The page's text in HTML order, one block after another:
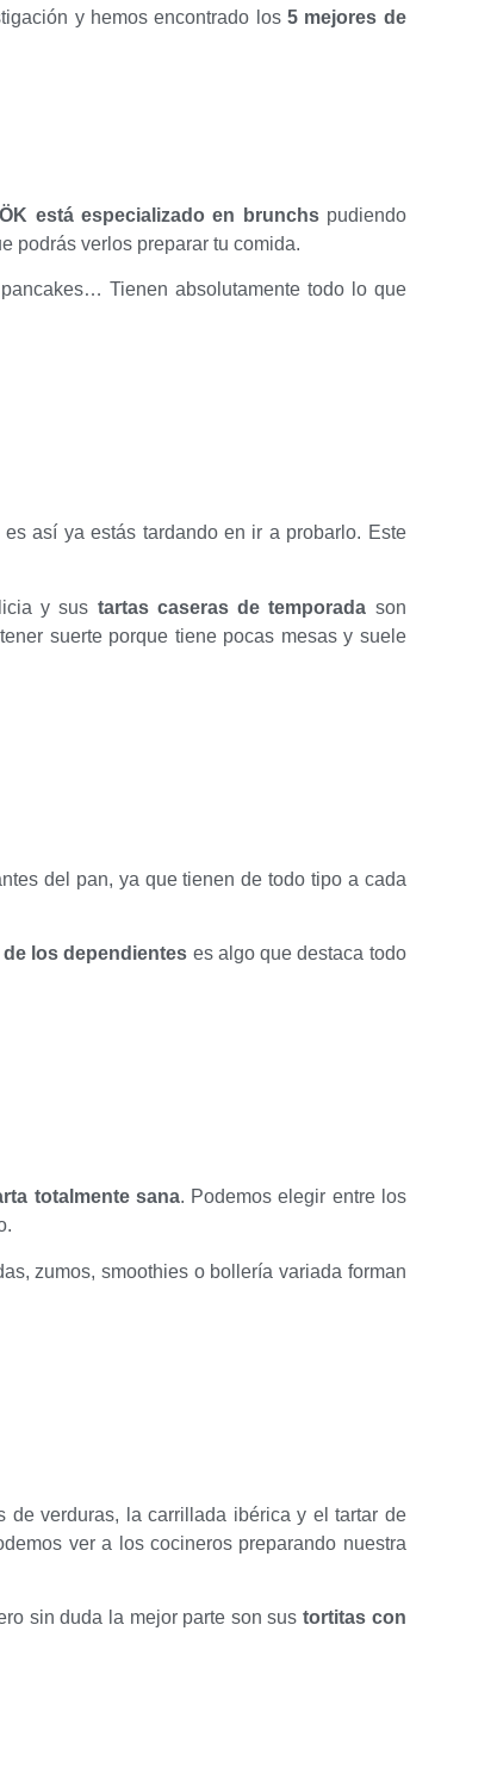
y hemos encontrado los5 mejores de
está especializado en brunchspudiendo
podrás verlos preparar tu comida.
Tienen absolutamente todo lo que
así ya estás tardando en ir a probarlo. Este
y sus tartas caseras de temporada son
suerte porque tiene pocas mesas y suele
del pan, ya que tienen de todo tipo a cada
los dependientes es algo que destaca todo
totalmente sana. Podemos elegir entre los
zumos, smoothies o bollería variada forman
de verduras, la carrillada ibérica y el tartar de
ver a los cocineros preparando nuestra
sin duda la mejor parte son sustortitas con